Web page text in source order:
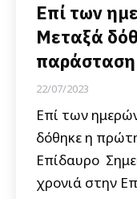
Επί των
Μεταξά
παράσταση
22/07/2023
Επί των
δόθηκε η
Επίδαυρο
χρονιά στην